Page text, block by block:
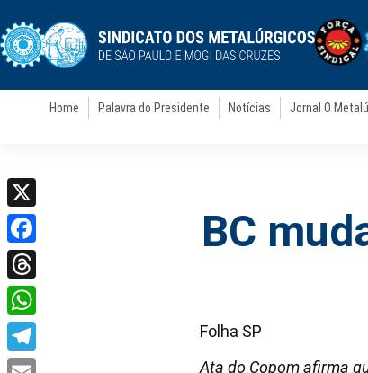
Home Palavra do Presidente Notícias Jornal O
BC
Folha SP
Ata do Copom afirma
X
Facebook
Threads
WhatsApp
Telegram